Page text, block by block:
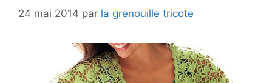
24 mai 2014 par la grenouille tricote